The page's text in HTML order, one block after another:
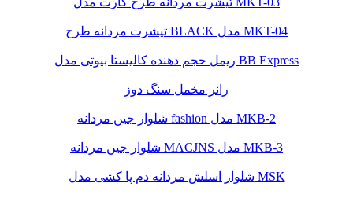
تیشرت مردانه طرح BLACK مدل MKT-04
ریمل حجم دهنده کالیستا بیوتی مدل BB Express
رانر مخمل سنگ دوز
شلوار جین مردانه fashion مدل MKB-2
شلوار جین مردانه MACJNS مدل MKB-3
شلوار اسلش مردانه دم پا کشی مدل MSK